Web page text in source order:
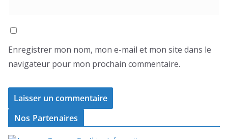
Enregistrer mon nom, mon e-mail et mon site dans le
navigateur pour mon prochain commentaire.
Nos Partenaires